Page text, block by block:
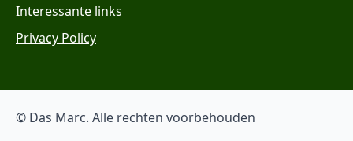
Interessante links
Privacy Policy
© Das Marc. Alle rechten voorbehouden